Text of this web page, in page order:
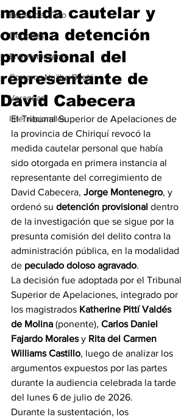
Bocas del Toro
Deportes
Entretenimiento
Comarca Ngäbe-Buglé
Veraguas
Internacionales
medida cautelar y
ordena detención
provisional del
representante de
David Cabecera
El Tribunal Superior de Apelaciones de
la provincia de Chiriquí revocó la
medida cautelar personal que había
sido otorgada en primera instancia al
representante del corregimiento de
David Cabecera, Jorge Montenegro, y
ordenó su detención provisional dentro
de la investigación que se sigue por la
presunta comisión del delito contra la
administración pública, en la modalidad
de peculado doloso agravado.
La decisión fue adoptada por el Tribunal
Superior de Apelaciones, integrado por
los magistrados Katherine Pittí Valdés
de Molina (ponente), Carlos Daniel
Fajardo Morales y Rita del Carmen
Williams Castillo, luego de analizar los
argumentos expuestos por las partes
durante la audiencia celebrada la tarde
del lunes 6 de julio de 2026.
Durante la sustentación, los